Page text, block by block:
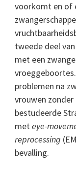
voorkomt en of
tweede deel
met een
problemen na
vrouwen
bestudeerde
meteye-
reprocessing
bevalling.